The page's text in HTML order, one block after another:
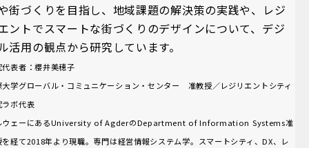
街づくりを目指し、地域課題の解決策の実践や、レジ
ントでスマートな街づくりのデザインについて、デジ
活用の観点から研究しています。
代表者：櫻井美穂子
大学グローバル・コミュニケーション・センター 准教授／レジリエントシティ
ラボ代表
ウェーにあるUniversity of AgderのDepartment of Information Systems准
を経て2018年より現職。専門は経営情報システム学。スマートシティ、DX、レ